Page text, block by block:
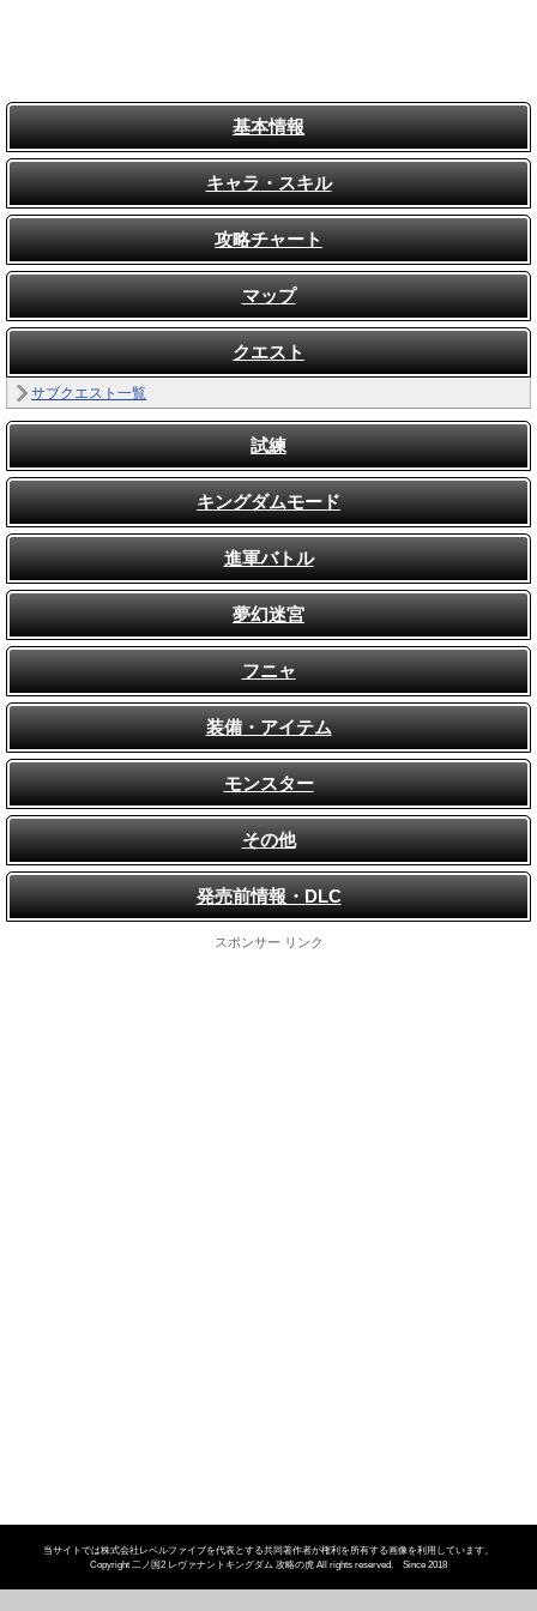
基本情報
キャラ・スキル
攻略チャート
マップ
クエスト
サブクエスト一覧
試練
キングダムモード
進軍バトル
夢幻迷宮
フニャ
装備・アイテム
モンスター
その他
発売前情報・DLC
スポンサー リンク
当サイトでは株式会社レベルファイブを代表とする共同著作者が権利を所有する画像を利用しています。
Copyright 二ノ国2 レヴァナントキングダム 攻略の虎 All rights reserved. Since 2018